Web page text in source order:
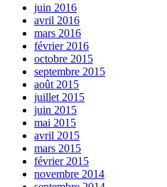
juin 2016
avril 2016
mars 2016
février 2016
octobre 2015
septembre 2015
août 2015
juillet 2015
juin 2015
mai 2015
avril 2015
mars 2015
février 2015
novembre 2014